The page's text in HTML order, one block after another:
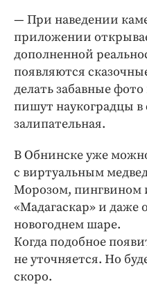
— При наведении
приложении
дополненной
появляются
делать забавные
пишут наукоградцы
залипательная.
В Обнинске уже
с виртуальным
Морозом, пингвином
«Мадагаскар» и даже
новогоднем шаре.
Когда подобное
не уточняется. Но
скоро.